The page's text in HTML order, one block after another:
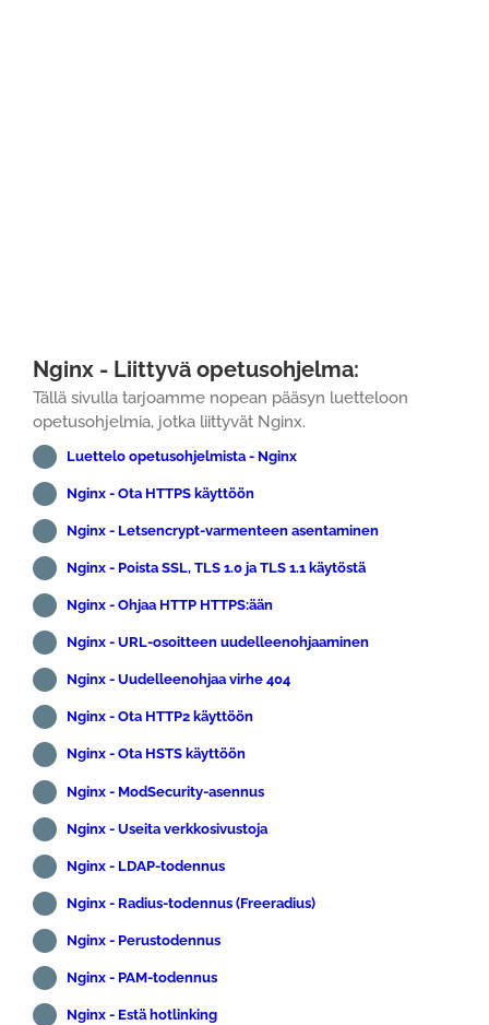
Nginx - Liittyvä opetusohjelma:
Tällä sivulla tarjoamme nopean pääsyn luetteloon
opetusohjelmia, jotka liittyvät Nginx.
Luettelo opetusohjelmista - Nginx
Nginx - Ota HTTPS käyttöön
Nginx - Letsencrypt-varmenteen asentaminen
Nginx - Poista SSL, TLS 1.0 ja TLS 1.1 käytöstä
Nginx - Ohjaa HTTP HTTPS:ään
Nginx - URL-osoitteen uudelleenohjaaminen
Nginx - Uudelleenohjaa virhe 404
Nginx - Ota HTTP2 käyttöön
Nginx - Ota HSTS käyttöön
Nginx - ModSecurity-asennus
Nginx - Useita verkkosivustoja
Nginx - LDAP-todennus
Nginx - Radius-todennus (Freeradius)
Nginx - Perustodennus
Nginx - PAM-todennus
Nginx - Estä hotlinking